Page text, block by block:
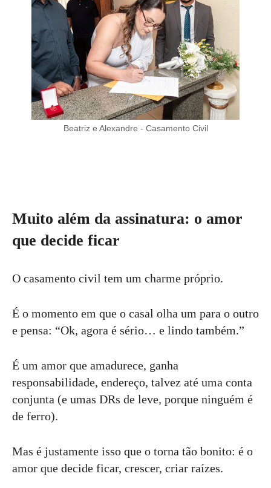
Beatriz e Alexandre - Casamento Civil
Muito além da assinatura: o amor
que decide ficar
O casamento civil tem um charme próprio.
É o momento em que o casal olha um para o outro
e pensa: “Ok, agora é sério… e lindo também.”
É um amor que amadurece, ganha
responsabilidade, endereço, talvez até uma conta
conjunta (e umas DRs de leve, porque ninguém é
de ferro).
Mas é justamente isso que o torna tão bonito: é o
amor que decide ficar, crescer, criar raízes.